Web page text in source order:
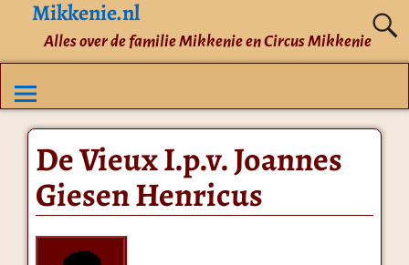
Mikkenie.nl
Alles over de familie Mikkenie en Circus Mikkenie
De Vieux I.p.v. Joannes
Giesen Henricus